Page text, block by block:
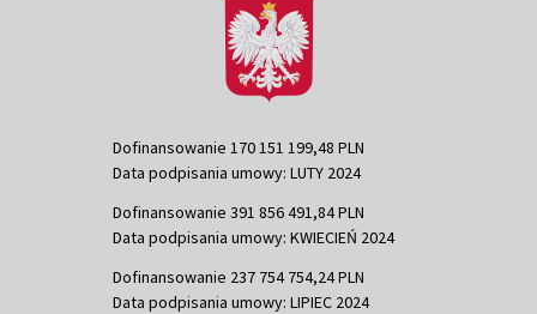
Dofinansowanie 170 151 199,48 PLN
Data podpisania umowy: LUTY 2024
Dofinansowanie 391 856 491,84 PLN
Data podpisania umowy: KWIECIEŃ 2024
Dofinansowanie 237 754 754,24 PLN
Data podpisania umowy: LIPIEC 2024